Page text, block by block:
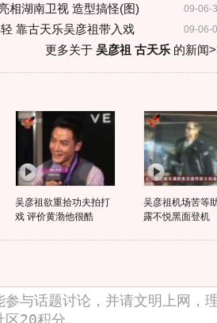
09-06-
相湖南卫视 造型搞怪(图)
09-06-
靠古天乐吴彦祖带入戏
更多关于 吴彦祖 古天乐的新闻
吴彦祖欲重拾功夫拍打
戏 评价黄渤他很酷
吴彦祖机场苦等
露不悦黑面登机